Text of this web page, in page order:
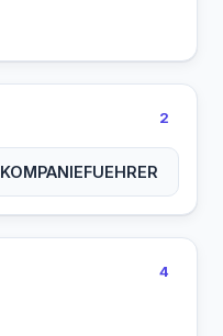
2
KOMPANIEFUEHRER
4